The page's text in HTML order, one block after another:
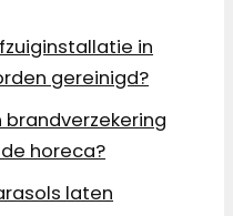
in
gereinigd?
horeca?
laten